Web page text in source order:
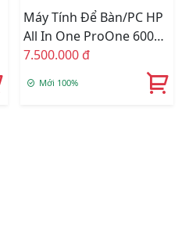
Win
Máy Tính Để Bàn/PC HP
All In One ProOne 600
G2 (i3-6100/4GB
RAM/500GB HDD/21.5
Inch/K+M)
7.500.000 đ
Mới 100%